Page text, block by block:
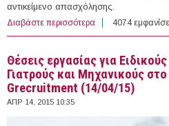
αντικείμενο απασχόλησης.
Διαβάστε περισσότερα για 108 θέσεις
Ελλάδα (14/04/
4074
Θέσεις εργασίας για
Γιατρούς και Mηχανικούς
Grecruitment (14/04/15)
ΑΠΡ 14, 2015 10:35